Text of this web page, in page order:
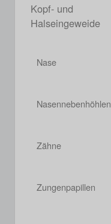
Kopf- und
Halseingeweide
Nase
Nasennebenhöhlen
Zähne
Zungenpapillen